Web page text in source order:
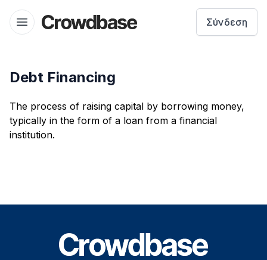
Open menu
Crowdbase logo Σύνδεση
Debt Financing
The process of raising capital by borrowing money,
typically in the form of a loan from a financial
institution.